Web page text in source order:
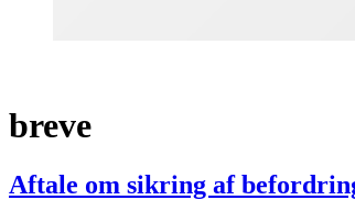
breve
Aftale om sikring af